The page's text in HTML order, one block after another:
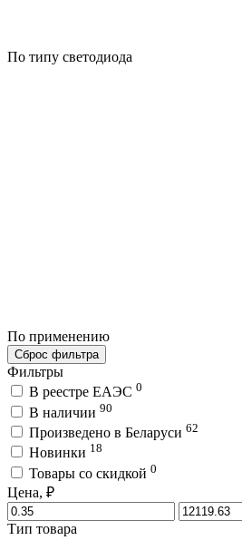
По типу светодиода
По применению
Сброс фильтра
Фильтры
В реестре ЕАЭС 0
В наличии 90
Произведено в Беларуси 62
Новинки 18
Товары со скидкой 0
Цена, ₽
Тип товара